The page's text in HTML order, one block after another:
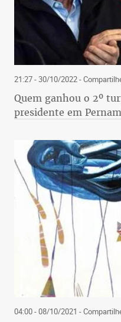
21:27 - 30/10/2022-
Quem ganhou o 2º
presidente em
04:00 - 08/10/2021 -